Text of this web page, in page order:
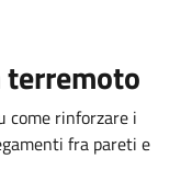
terremoto
come rinforzare i
fra pareti e